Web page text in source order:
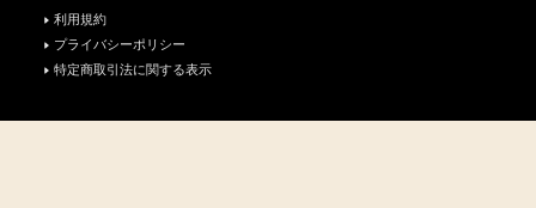
利用規約
プライバシーポリシー
特定商取引法に関する表示